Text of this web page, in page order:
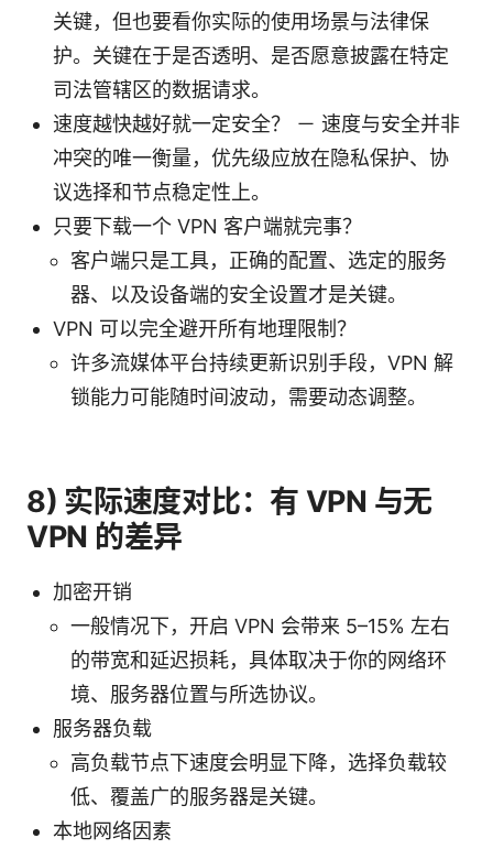
关键，但也要看你实际的使用场景与法律保
护。关键在于是否透明、是否愿意披露在特定
司法管辖区的数据请求。
速度越快越好就一定安全？ － 速度与安全并非
冲突的唯一衡量，优先级应放在隐私保护、协
议选择和节点稳定性上。
只要下载一个 VPN 客户端就完事？
客户端只是工具，正确的配置、选定的服务
器、以及设备端的安全设置才是关键。
VPN 可以完全避开所有地理限制？
许多流媒体平台持续更新识别手段，VPN 解
锁能力可能随时间波动，需要动态调整。
8) 实际速度对比：有 VPN 与无
VPN 的差异
加密开销
一般情况下，开启 VPN 会带来 5–15% 左右
的带宽和延迟损耗，具体取决于你的网络环
境、服务器位置与所选协议。
服务器负载
高负载节点下速度会明显下降，选择负载较
低、覆盖广的服务器是关键。
本地网络因素